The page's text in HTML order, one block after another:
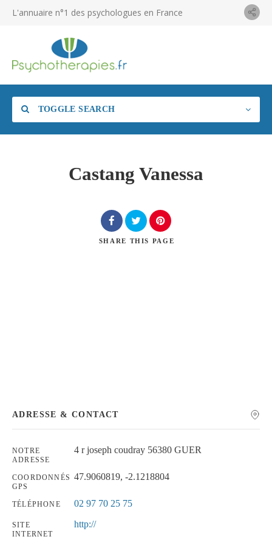
L'annuaire n°1 des psychologues en France
TOGGLE SEARCH
Castang Vanessa
SHARE THIS PAGE
ADRESSE & CONTACT
NOTRE
ADRESSE
4 r joseph coudray 56380 GUER
COORDONNÉS
GPS
47.9060819, -2.1218804
TÉLÉPHONE 02 97 70 25 75
SITE
INTERNET
http://